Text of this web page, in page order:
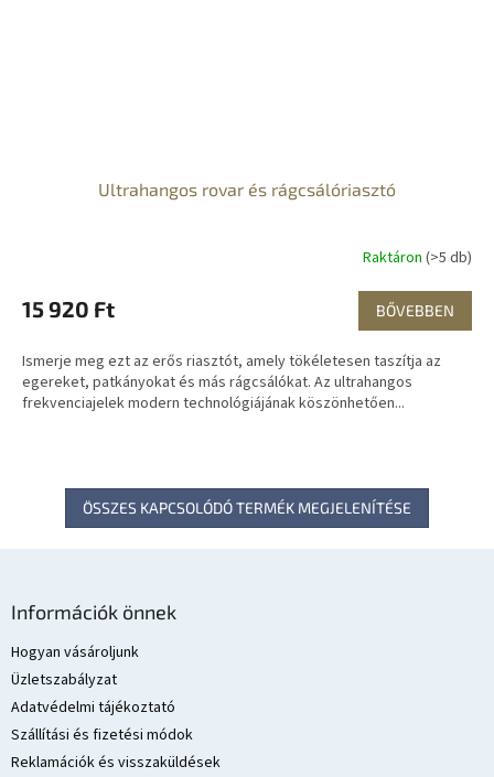
Ultrahangos rovar és rágcsálóriasztó
Raktáron (>5 db)
15 920 Ft BŐVEBBEN
Ismerje meg ezt az erős riasztót, amely tökéletesen taszítja az
egereket, patkányokat és más rágcsálókat. Az ultrahangos
frekvenciajelek modern technológiájának köszönhetően...
ÖSSZES KAPCSOLÓDÓ TERMÉK MEGJELENÍTÉSE
Információk önnek
Hogyan vásároljunk
Üzletszabályzat
Adatvédelmi tájékoztató
Szállítási és fizetési módok
Reklamációk és visszaküldések